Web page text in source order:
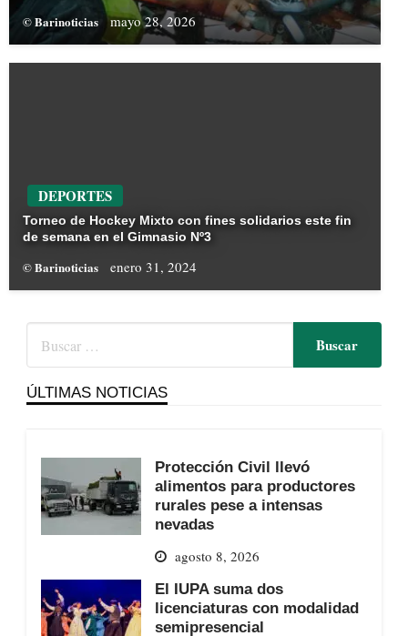
© Barinoticias mayo 28, 2026
DEPORTES
Torneo de Hockey Mixto con fines solidarios este fin
de semana en el Gimnasio Nº3
© Barinoticias enero 31, 2024
ÚLTIMAS NOTICIAS
Protección Civil llevó
alimentos para productores
rurales pese a intensas
nevadas
agosto 8, 2026
El IUPA suma dos
licenciaturas con modalidad
semipresencial